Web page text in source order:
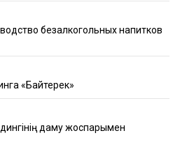
безалкогольных напитков
«Байтерек»
даму жоспарымен